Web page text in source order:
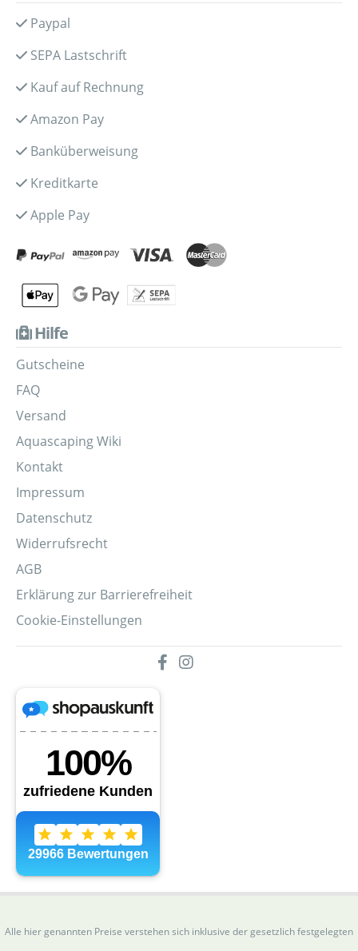
Paypal
SEPA Lastschrift
Kauf auf Rechnung
Amazon Pay
Banküberweisung
Kreditkarte
Apple Pay
Hilfe
Gutscheine
FAQ
Versand
Aquascaping Wiki
Kontakt
Impressum
Datenschutz
Widerrufsrecht
AGB
Erklärung zur Barrierefreiheit
Cookie-Einstellungen
Alle hier genannten Preise verstehen sich inklusive der gesetzlich festgelegten